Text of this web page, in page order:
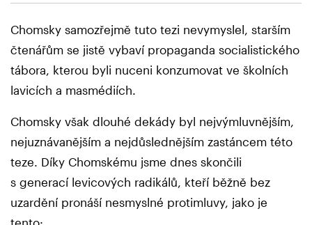
Chomsky samozřejmě tuto tezi nevymyslel, starším
čtenářům se jistě vybaví propaganda socialistického
tábora, kterou byli nuceni konzumovat ve školních
lavicích a masmédiích.
Chomsky však dlouhé dekády byl nejvýmluvnějším,
nejuznávanějším a nejdůslednějším zastáncem této
teze. Díky Chomskému jsme dnes skončili
s generací levicových radikálů, kteří běžně bez
uzardění pronáší nesmyslné protimluvy, jako je
tento: